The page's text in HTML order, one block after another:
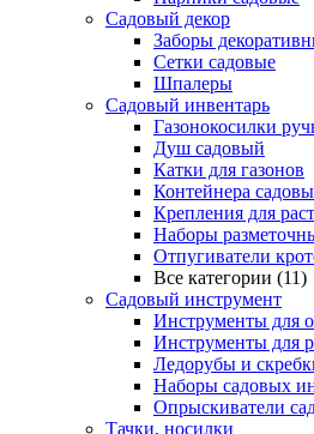
Садовый декор
Заборы
Сетки садовые
Шпалеры
Садовый инвентарь
Газонокосилки
Душ садовый
Катки для газонов
Контейнера
Крепления для
Наборы
Отпугиватели
Все категории (11)
Садовый инструмент
Инструменты для
Инструменты для
Ледорубы и
Наборы садовых
Опрыскиватели
Тачки, носилки